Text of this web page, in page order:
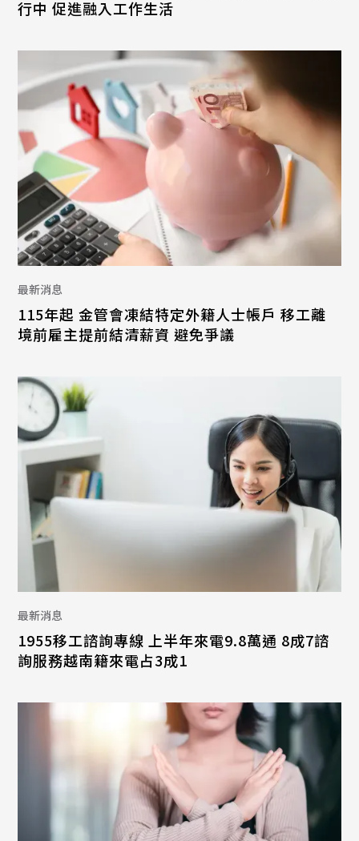
行中 促進融入工作生活
最新消息
115年起 金管會凍結特定外籍人士帳戶 移工離
境前雇主提前結清薪資 避免爭議
最新消息
1955移工諮詢專線 上半年來電9.8萬通 8成7諮
詢服務越南籍來電占3成1